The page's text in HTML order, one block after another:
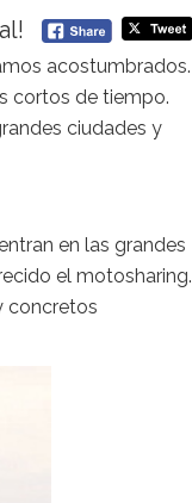
acostumbrados.
cortos de tiempo.
ciudades y
en las grandes
el motosharing.
concretos